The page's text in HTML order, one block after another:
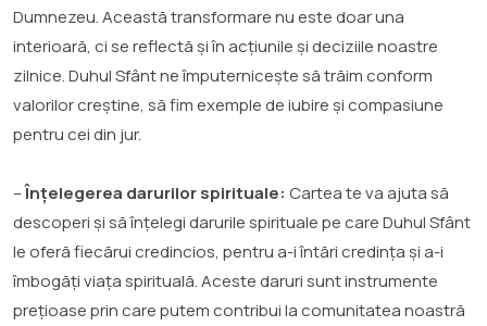
Dumnezeu. Această transformare nu este doar una
interioară, ci se reflectă și în acțiunile și deciziile noastre
zilnice. Duhul Sfânt ne împuternicește să trăim conform
valorilor creștine, să fim exemple de iubire și compasiune
pentru cei din jur.
–Înțelegerea darurilor spirituale: Cartea te va ajuta să
descoperi și să înțelegi darurile spirituale pe care Duhul Sfânt
le oferă fiecărui credincios, pentru a-i întări credința și a-i
îmbogăți viața spirituală. Aceste daruri sunt instrumente
prețioase prin care putem contribui la comunitatea noastră